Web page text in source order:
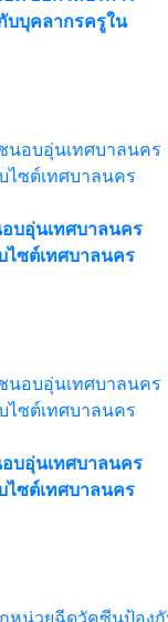
บบุคลากรครูใน
บอุ่นเทศบาลนคร
ไซต์เทศบาลนคร
บอุ่นเทศบาลนคร
ไซต์เทศบาลนคร